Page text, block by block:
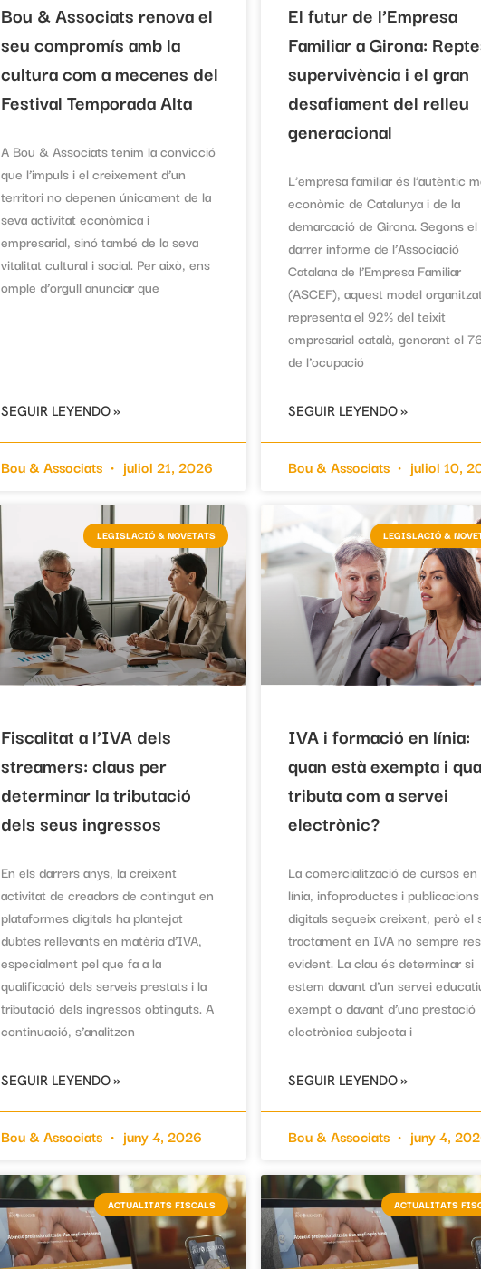
Bou & Associats renova el
seu compromís amb la
cultura com a mecenes del
Festival Temporada Alta
A Bou & Associats tenim la convicció
que l’impuls i el creixement d’un
territori no depenen únicament de la
seva activitat econòmica i
empresarial, sinó també de la seva
vitalitat cultural i social. Per això, ens
omple d’orgull anunciar que
SEGUIR LEYENDO »
Bou & Associats juliol 21, 2026
El futur de l’Empresa
Familiar a Girona:
supervivència i el gran
desafiament del relleu
generacional
L’empresa familiar és l’autèntic
econòmic de Catalunya i de la
demarcació de Girona. Segons el
darrer informe de l’Associació
Catalana de l’Empresa Familiar
(ASCEF), aquest model
representa el 92% del teixit
empresarial català, generant el
de l’ocupació
SEGUIR LEYENDO »
Bou & Associats juliol 10,
LEGISLACIÓ & NOVETATS
Fiscalitat a l’IVA dels
streamers: claus per
determinar la tributació
dels seus ingressos
En els darrers anys, la creixent
activitat de creadors de contingut en
plataformes digitals ha plantejat
dubtes rellevants en matèria d’IVA,
especialment pel que fa a la
qualificació dels serveis prestats i la
tributació dels ingressos obtinguts. A
continuació, s’analitzen
SEGUIR LEYENDO »
Bou & Associats juny 4, 2026
LEGISLACIÓ &
IVA i formació en línia:
quan està exempta i
tributa com a servei
electrònic?
La comercialització de cursos en
línia, infoproductes i publicacions
digitals segueix creixent, però el
tractament en IVA no sempre
evident. La clau és determinar si
estem davant d’un servei
exempt o davant d’una prestació
electrònica subjecta i
SEGUIR LEYENDO »
Bou & Associats juny 4,
ACTUALITATS FISCALS ACTUALITATS